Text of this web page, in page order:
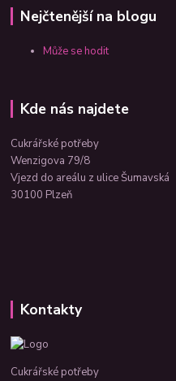
Nejčtenější na blogu
Může se hodit
Kde nás najdete
Cukrářské potřeby
Wenzigova 79/8
Vjezd do areálu z ulice Šumavská
30100 Plzeň
Kontakty
Cukrářské potřeby